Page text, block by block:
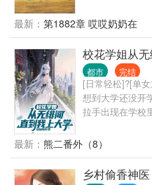
最新： 第1882章 哎哎奶奶在
校花学姐从
都市 完结
[日常轻松]?[单
想到大学还没开
拉手出现在学校
最新： 熊二番外（8）
乡村偷香神医